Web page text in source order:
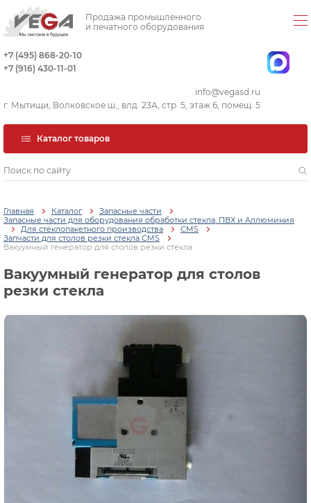
Продажа промышленного
и печатного оборудования
+7 (495) 868-20-10
+7 (916) 430-11-01
info@vegasd.ru
г. Мытищи, Волковское ш., влд. 23А, стр. 5, этаж 6, помещ. 5
Каталог товаров
Главная Каталог
Запасные части
Запасные части для оборудования обработки стекла, ПВХ и Аллюминия
Для стеклопакетного производства
CMS
Запчасти для столов резки стекла CMS
Вакуумный генератор для столов резки стекла
Вакуумный генератор для столов
резки стекла